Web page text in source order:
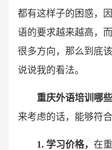
都有这样子的困惑，
语的要求越来越高，
很多方向，那么到底
说说我的看法。
重庆外语培训哪
来考虑的话，能够符
1. 学习价格， 在